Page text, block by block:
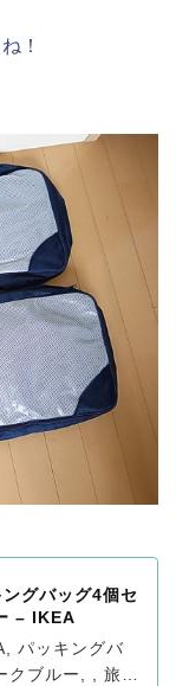
！
グバッグ4個セ
– IKEA
パッキングバ
クブルー, , 旅行